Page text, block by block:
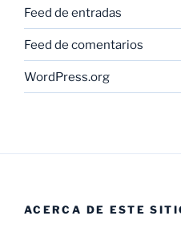
Feed de entradas
Feed de comentarios
WordPress.org
ACERCA DE ESTE